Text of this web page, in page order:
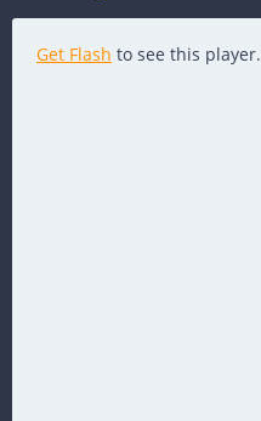
Get Flash to see this player.